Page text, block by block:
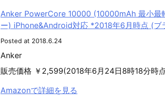
Anker PowerCore 10000 (10000mAh 最小最
ー) iPhone&Android対応 *2018年6月時点 (ブ
Posted at 2018.6.24
Anker
販売価格 ￥2,599(2018年6月24日8時18分時
Amazonで詳細を見る